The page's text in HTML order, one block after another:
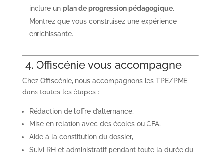
inclure un plan de progression pédagogique.
Montrez que vous construisez une expérience
enrichissante.
4. Offiscénie vous accompagne
Chez Offiscénie, nous accompagnons les TPE/PME
dans toutes les étapes :
Rédaction de l’offre d’alternance,
Mise en relation avec des écoles ou CFA,
Aide à la constitution du dossier,
Suivi RH et administratif pendant toute la durée du